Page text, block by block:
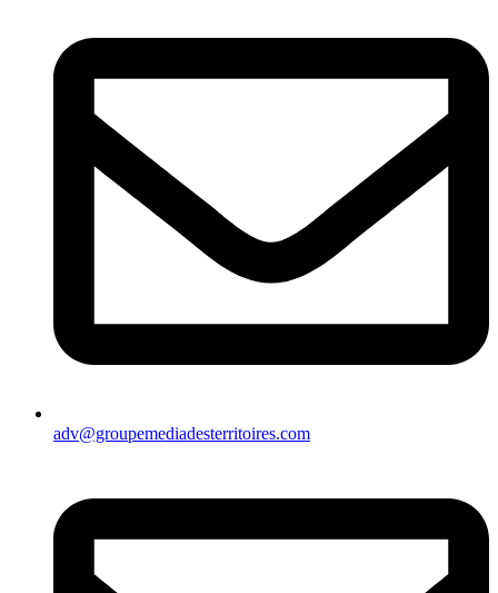
adv@groupemediadesterritoires.com